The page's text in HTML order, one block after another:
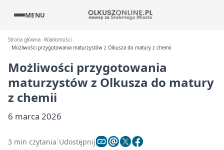
MENU
Strona główna Wiadomości
Możliwości przygotowania maturzystów z Olkusza do matury z chemii
Możliwości przygotowania
maturzystów z Olkusza do matury
z chemii
6 marca 2026
3 min czytania Udostępnij